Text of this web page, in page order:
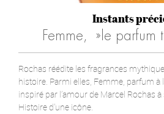
Instants
Femme, »le parfum
Rochas réédite les fragrances
histoire. Parmi elles, Femme, parfum à
inspiré par l’amour de Marcel Rochas
Histoire d'une icône.